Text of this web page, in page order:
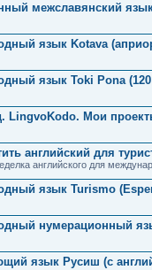
межславянский
язык Kotava
язык Toki Pona
LingvoKodo. Мои
английский для
английского для
язык Turismo
нумерационный
язык Русиш (с